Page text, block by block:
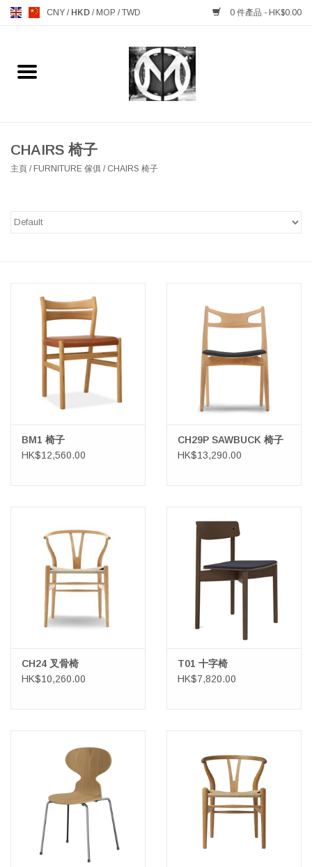
CNY / HKD / MOP /TWD 0 件產品 - HK$0.00
主頁
MANKS ANTIQUES 古董
TABLEWARE 餐具
HEALTHY LIVING 健康家居
LATEST ARRIVALS 最新扺港
MATER 系列
FREDERICIA 系列
Gift cards
STORIES 故事
CHAIRS 椅子
主頁 / FURNITURE 傢俱 / CHAIRS 椅子
BM1 椅子
HK$12,560.00
CH29P SAWBUCK 椅子
HK$13,290.00
CH24 叉骨椅
HK$10,260.00
T01 十字椅
HK$7,820.00